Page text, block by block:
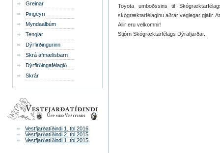
Greinar
Þingeyri
Myndaalbúm
Tenglar
Dýrfirðingurinn
Skrá afmælisbarn
Dýrfirðingafélagið
Skrár
Vestfjarðatíðindi 1. tbl 2016
Vestfjarðatíðindi 2. tbl 2015
Vestfjarðatíðindi 1. tbl 2015
Toyota umboðssins til
skógræktarfélaginu aðrar veglegar gjafir.
Allir eru velkomnir!
Stjórn Skógræktarfélags Dýrafjarðar.